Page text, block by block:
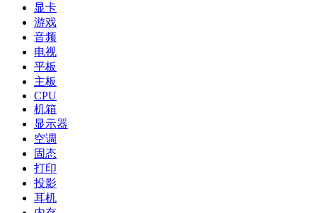
显卡
游戏
音频
电视
平板
主板
CPU
机箱
显示器
空调
固态
打印
投影
耳机